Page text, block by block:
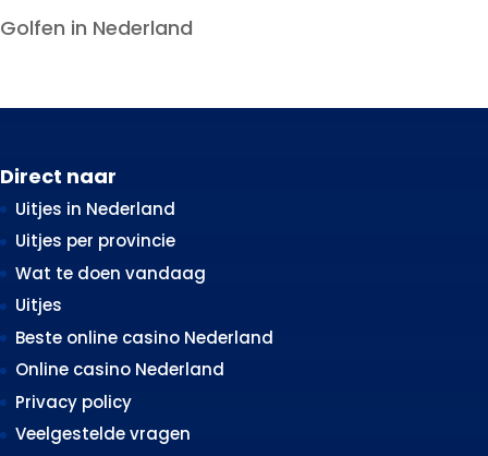
Golfen in Nederland
Direct naar
Uitjes in Nederland
Uitjes per provincie
Wat te doen vandaag
Uitjes
Beste online casino Nederland
Online casino Nederland
Privacy policy
Veelgestelde vragen